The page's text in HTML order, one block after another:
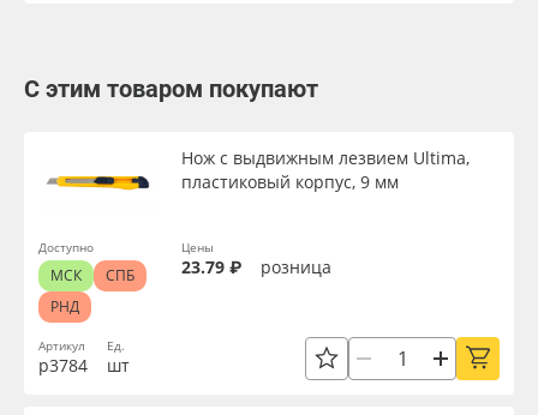
С этим товаром покупают
Артикул
р3784
Нож с выдвижным лезвием Ultima,
пластиковый корпус, 9 мм
Ед.
шт
Цены
23.79 ₽ розница
Доступно
МСК
СПБ
РНД